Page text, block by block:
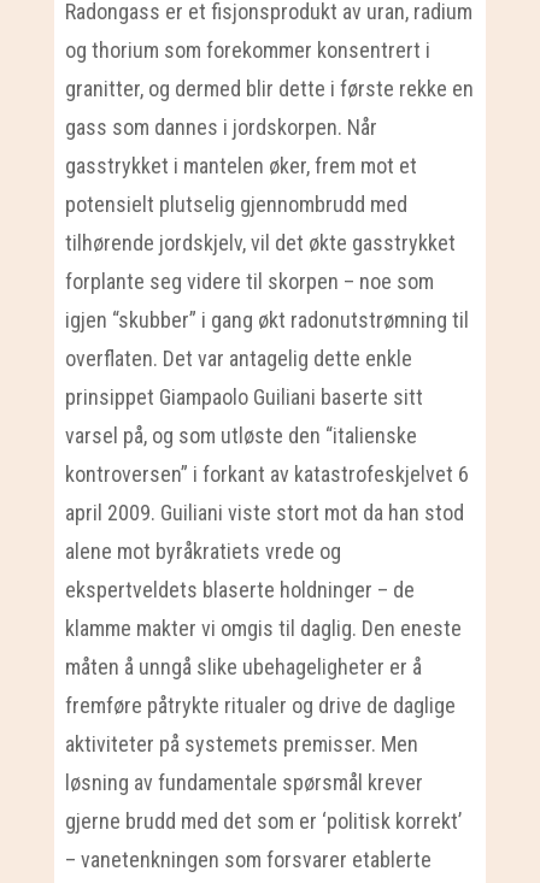
Radongass er et fisjonsprodukt av uran, radium
og thorium som forekommer konsentrert i
granitter, og dermed blir dette i første rekke en
gass som dannes i jordskorpen. Når
gasstrykket i mantelen øker, frem mot et
potensielt plutselig gjennombrudd med
tilhørende jordskjelv, vil det økte gasstrykket
forplante seg videre til skorpen – noe som
igjen “skubber” i gang økt radonutstrømning til
overflaten. Det var antagelig dette enkle
prinsippet Giampaolo Guiliani baserte sitt
varsel på, og som utløste den “italienske
kontroversen” i forkant av katastrofeskjelvet 6
april 2009. Guiliani viste stort mot da han stod
alene mot byråkratiets vrede og
ekspertveldets blaserte holdninger – de
klamme makter vi omgis til daglig. Den eneste
måten å unngå slike ubehageligheter er å
fremføre påtrykte ritualer og drive de daglige
aktiviteter på systemets premisser. Men
løsning av fundamentale spørsmål krever
gjerne brudd med det som er ‘politisk korrekt’
– vanetenkningen som forsvarer etablerte